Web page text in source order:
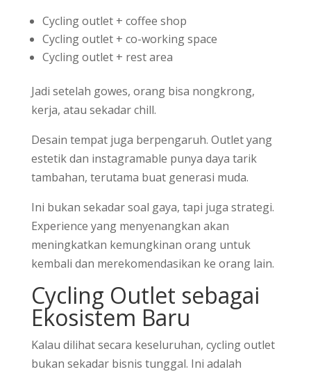
Cycling outlet + coffee shop
Cycling outlet + co-working space
Cycling outlet + rest area
Jadi setelah gowes, orang bisa nongkrong,
kerja, atau sekadar chill.
Desain tempat juga berpengaruh. Outlet yang
estetik dan instagramable punya daya tarik
tambahan, terutama buat generasi muda.
Ini bukan sekadar soal gaya, tapi juga strategi.
Experience yang menyenangkan akan
meningkatkan kemungkinan orang untuk
kembali dan merekomendasikan ke orang lain.
Cycling Outlet sebagai
Ekosistem Baru
Kalau dilihat secara keseluruhan, cycling outlet
bukan sekadar bisnis tunggal. Ini adalah